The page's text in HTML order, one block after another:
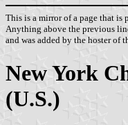
This is a mirror of a page that is
Anything above the previous
and was added by the hoster of
New York
(U.S.)